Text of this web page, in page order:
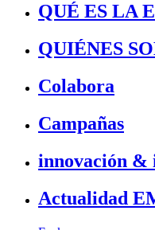
QUÉ ES LA
QUIÉNES
Colabora
Campañas
innovación &
Actualidad